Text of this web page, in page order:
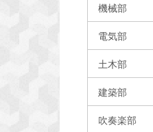
機械部
電気部
土木部
建築部
吹奏楽部